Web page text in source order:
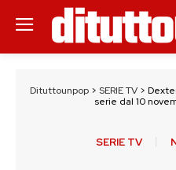
Dituttounpop> SERIE TV>
serie dal 10
SERIE TV